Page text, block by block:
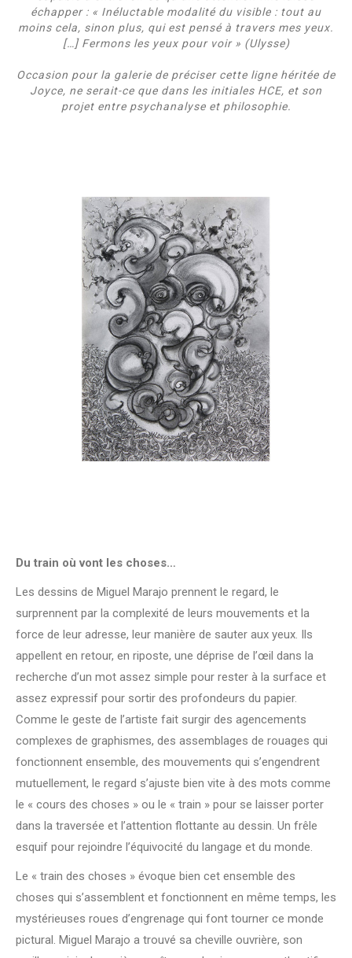
échapper : « Inéluctable modalité du visible : tout au
moins cela, sinon plus, qui est pensé à travers mes yeux.
[…] Fermons les yeux pour voir » (Ulysse)
Occasion pour la galerie de préciser cette ligne héritée de
Joyce, ne serait-ce que dans les initiales HCE, et son
projet entre psychanalyse et philosophie.
Du train où vont les choses…
Les dessins de Miguel Marajo prennent le regard, le
surprennent par la complexité de leurs mouvements et la
force de leur adresse, leur manière de sauter aux yeux. Ils
appellent en retour, en riposte, une déprise de l’œil dans la
recherche d’un mot assez simple pour rester à la surface et
assez expressif pour sortir des profondeurs du papier.
Comme le geste de l’artiste fait surgir des agencements
complexes de graphismes, des assemblages de rouages qui
fonctionnent ensemble, des mouvements qui s’engendrent
mutuellement, le regard s’ajuste bien vite à des mots comme
le « cours des choses » ou le « train » pour se laisser porter
dans la traversée et l’attention flottante au dessin. Un frêle
esquif pour rejoindre l’équivocité du langage et du monde.
Le « train des choses » évoque bien cet ensemble des
choses qui s’assemblent et fonctionnent en même temps, les
mystérieuses roues d’engrenage qui font tourner ce monde
pictural. Miguel Marajo a trouvé sa cheville ouvrière, son